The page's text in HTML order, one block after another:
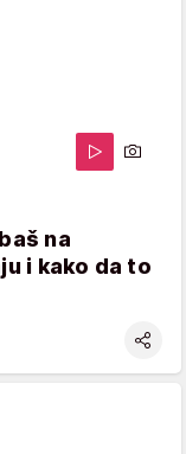
na
i kako da to